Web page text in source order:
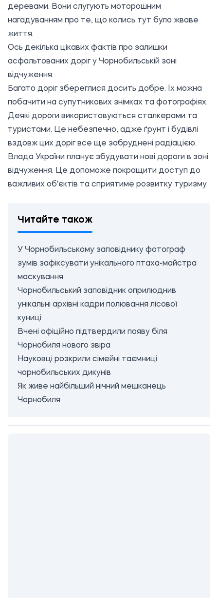
деревами. Вони слугують моторошним
нагадуванням про те, що колись тут було жваве
життя.
Ось декілька цікавих фактів про залишки
асфальтованих доріг у Чорнобильській зоні
відчуження:
Багато доріг збереглися досить добре. Їх можна
побачити на супутникових знімках та фотографіях.
Деякі дороги використовуються сталкерами та
туристами. Це небезпечно, адже ґрунт і будівлі
вздовж цих доріг все ще забруднені радіацією.
Влада України планує збудувати нові дороги в зоні
відчуження. Це допоможе покращити доступ до
важливих об'єктів та сприятиме розвитку туризму.
Читайте також
У Чорнобильському заповіднику фотограф
зумів зафіксувати унікального птаха-майстра
маскування
Чорнобильський заповідник оприлюднив
унікальні архівні кадри полювання лісової
куниці
Вчені офіційно підтвердили появу біля
Чорнобиля нового звіра
Науковці розкрили сімейні таємниці
чорнобильських дикунів
Як живе найбільший нічний мешканець
Чорнобиля